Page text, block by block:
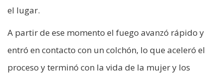
el lugar.
A partir de ese momento el fuego avanzó rápido y
entró en contacto con un colchón, lo que aceleró el
proceso y terminó con la vida de la mujer y los